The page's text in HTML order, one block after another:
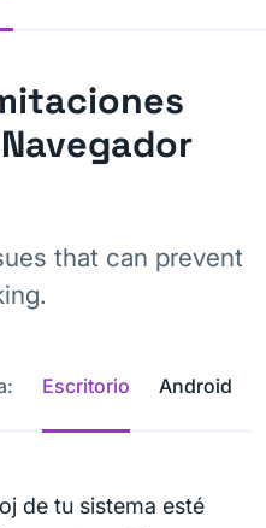
that can prevent
Escritorio Android
de tu sistema esté